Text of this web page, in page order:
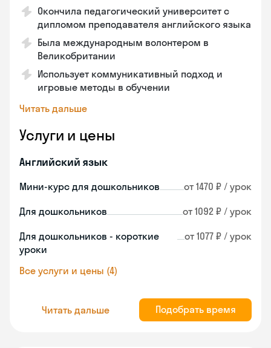
Окончила педагогический университет с
дипломом преподавателя английского языка
Была международным волонтером в
Великобритании
Использует коммуникативный подход и
игровые методы в обучении
Читать дальше
Услуги и цены
Английский язык
Мини-курс для дошкольников от 1470 ₽ / урок
Для дошкольников от 1092 ₽ / урок
Для дошкольников - короткие
уроки
от 1077 ₽ / урок
Все услуги и цены (4)
Читать дальше Подобрать время